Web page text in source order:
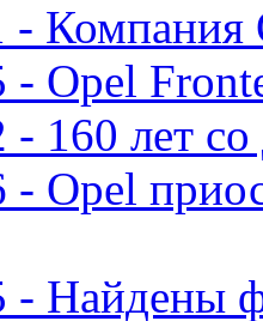
- Компания
Opel
160 лет
Opel
- Найдены